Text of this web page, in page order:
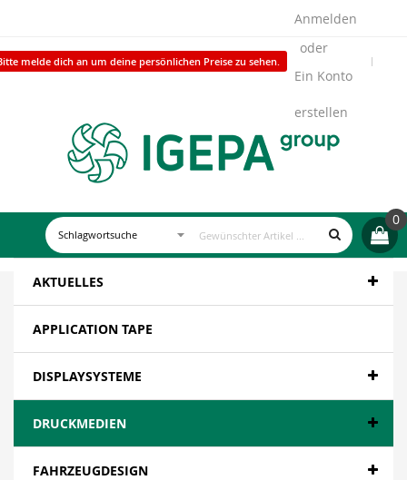
melde dich an um deine persönlichen Preise zu sehen.
Anmelden
Ein Konto
erstellen
0
AKTUELLES
APPLICATION TAPE
DISPLAYSYSTEME
DRUCKMEDIEN
FAHRZEUGDESIGN